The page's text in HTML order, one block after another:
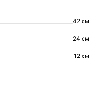
42 см
24 см
12 см